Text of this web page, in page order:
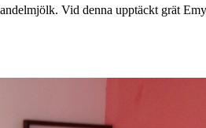
Vid denna upptäckt grät